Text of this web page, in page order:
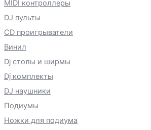
MIDI контроллеры
DJ пульты
CD проигрыватели
Винил
Dj столы и ширмы
Dj комплекты
DJ наушники
Подиумы
Ножки для подиума